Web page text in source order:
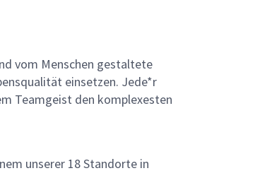
vom Menschen gestaltete
einsetzen. Jede*r
Teamgeist den komplexesten
unserer 18 Standorte in